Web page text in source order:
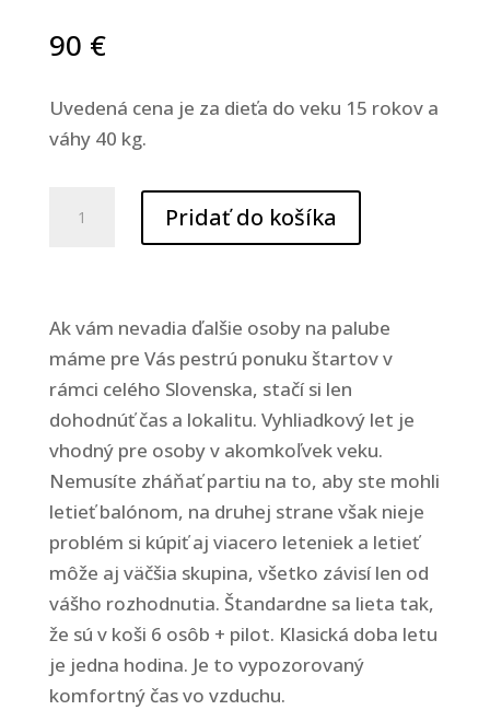
90 €
Uvedená cena je za dieťa do veku 15 rokov a
váhy 40 kg.
Výlet
letenka
dieťa
-
Súľovské
skaly,
Žilina,
Bytča
Rajec,
Rajecké
Teplice,
Trenčín,
Považská
Bystrica,
Pridať do košíka
Ak vám nevadia ďalšie osoby na palube
máme pre Vás pestrú ponuku štartov v
rámci celého Slovenska, stačí si len
dohodnúť čas a lokalitu. Vyhliadkový let je
vhodný pre osoby v akomkoľvek veku.
Nemusíte zháňať partiu na to, aby ste mohli
letieť balónom, na druhej strane však nieje
problém si kúpiť aj viacero leteniek a letieť
môže aj väčšia skupina, všetko závisí len od
vášho rozhodnutia. Štandardne sa lieta tak,
že sú v koši 6 osôb + pilot. Klasická doba letu
je jedna hodina. Je to vypozorovaný
komfortný čas vo vzduchu.
najlepšie. Ak
odmietnete,
niektoré funkcie
z webovej
Marketing
Zdieľaním
svojich záujmov
a správania
počas návštevy
našej stránky
zvyšujete šancu
na zobrazenie
kvalitnejšie
prispôsobeného
obsahu a ponúk.